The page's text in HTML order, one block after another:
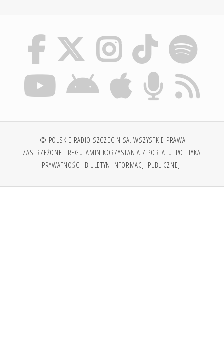
© POLSKIE RADIO SZCZECIN SA. WSZYSTKIE PRAWA
ZASTRZEŻONE. REGULAMIN KORZYSTANIA Z PORTALU POLITYKA
PRYWATNOŚCI BIULETYN INFORMACJI PUBLICZNEJ